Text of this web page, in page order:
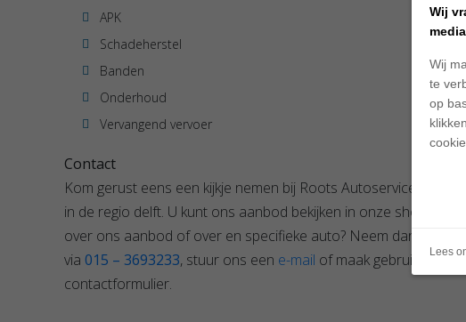
APK
Schadeherstel
Banden
Onderhoud
Vervangend vervoer
Contact
Kom gerust eens een kijkje nemen bij Roots Autoservice BV, de
in de regio delft. U kunt ons aanbod bekijken in onze showroom.
over ons aanbod of over en specifieke auto? Neem dan contact
via 015 – 3693233, stuur ons een e-mail of maak gebruik van
contactformulier.
Wij
Wij
te
op
Lees